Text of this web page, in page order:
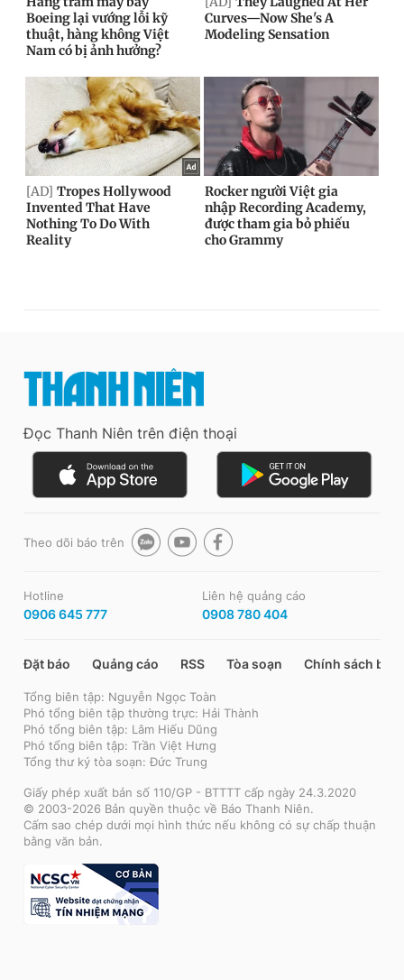
Đọc Thanh Niên trên điện thoại
Theo dõi báo trên
Hotline
0906 645 777
Liên hệ quảng cáo
0908 780 404
Đặt báo Quảng cáo RSS Tòa soạn Chính sách bảo
Tổng biên tập: Nguyễn Ngọc Toàn
Phó tổng biên tập thường trực: Hải Thành
Phó tổng biên tập: Lâm Hiếu Dũng
Phó tổng biên tập: Trần Việt Hưng
Tổng thư ký tòa soạn: Đức Trung
Giấy phép xuất bản số 110/GP - BTTTT cấp ngày 24.3.2020
© 2003-2026 Bản quyền thuộc về Báo Thanh Niên.
Cấm sao chép dưới mọi hình thức nếu không có sự chấp thuận
bằng văn bản.